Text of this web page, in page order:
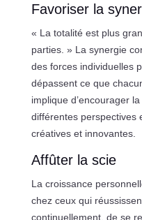
Favoriser la
« La totalité est plus
parties. » La synergie
des forces individuelles
dépassent ce que
implique d’encourager
différentes perspectives
créatives et innovantes.
Affûter la scie
La croissance
chez ceux qui
continuellement, de se